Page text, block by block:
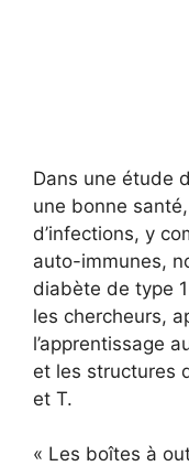
Dans une étude
une bonne
d’infections, y
auto-immunes,
diabète de type
les chercheurs,
l’apprentissage
et les structures
et T.
« Les boîtes à